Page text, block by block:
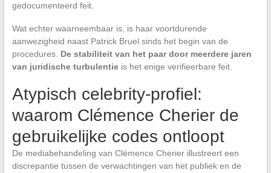
gedocumenteerd feit.
Wat echter waarneembaar is, is haar voortdurende
aanwezigheid naast Patrick Bruel sinds het begin van de
procedures. De stabiliteit van het paar door meerdere jaren
van juridische turbulentieis het enige verifieerbare feit.
Atypisch celebrity-profiel:
waarom Clémence Cherier de
gebruikelijke codes ontloopt
De mediabehandeling van Clémence Cherier illustreert een
discrepantie tussen de verwachtingen van het publiek en de